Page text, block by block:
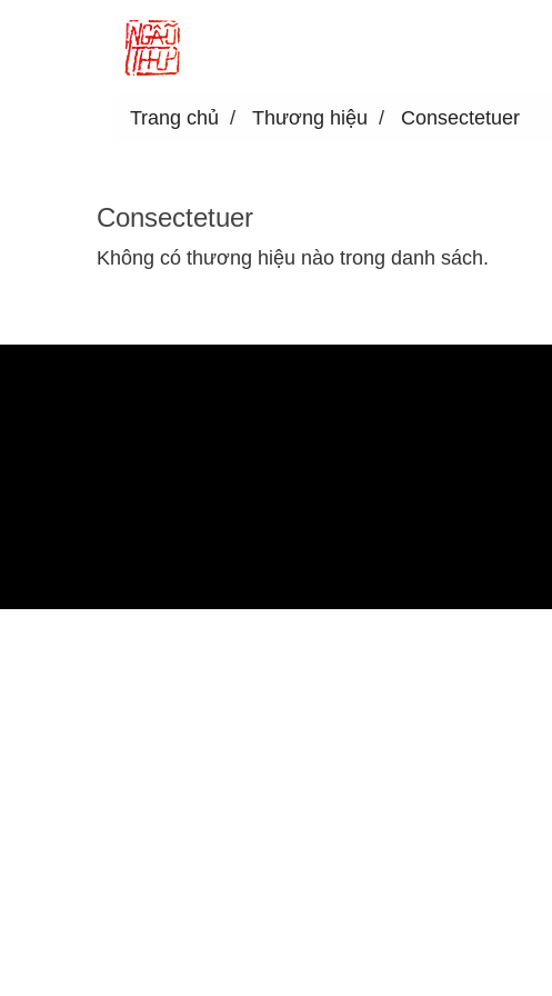
Trang chủ Thương hiệu Consectetuer
Consectetuer
Không có thương hiệu nào trong danh sách.